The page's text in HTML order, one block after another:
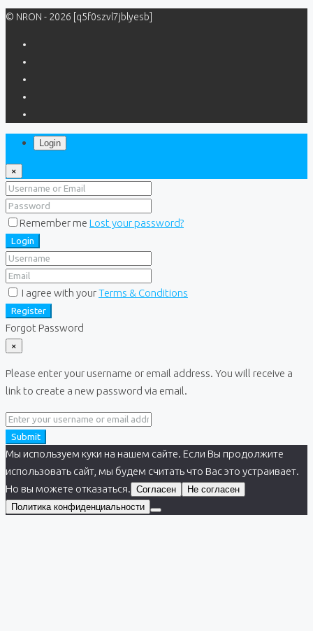
© NRON - 2026 [q5f0szvl7jblyesb]
Login
×
Remember me Lost your password?
Login
I agree with yourTerms & Conditions
Register
Forgot Password
×
Please enter your username or email address. You will receive a
link to create a new password via email.
Submit
Мы используем куки на нашем сайте. Если Вы продолжите
использовать сайт, мы будем считать что Вас это устраивает.
Но вы можете отказаться. Согласен
Не согласен
Политика конфиденциальности